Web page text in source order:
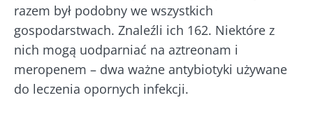
razem był podobny we wszystkich
gospodarstwach. Znaleźli ich 162. Niektóre z
nich mogą uodparniać na aztreonam i
meropenem – dwa ważne antybiotyki używane
do leczenia opornych infekcji.